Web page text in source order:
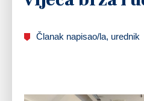
Članak napisao/la, urednik